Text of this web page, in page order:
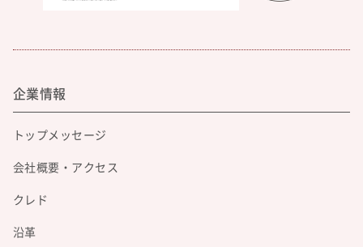
企業情報
トップメッセージ
会社概要・アクセス
クレド
沿革